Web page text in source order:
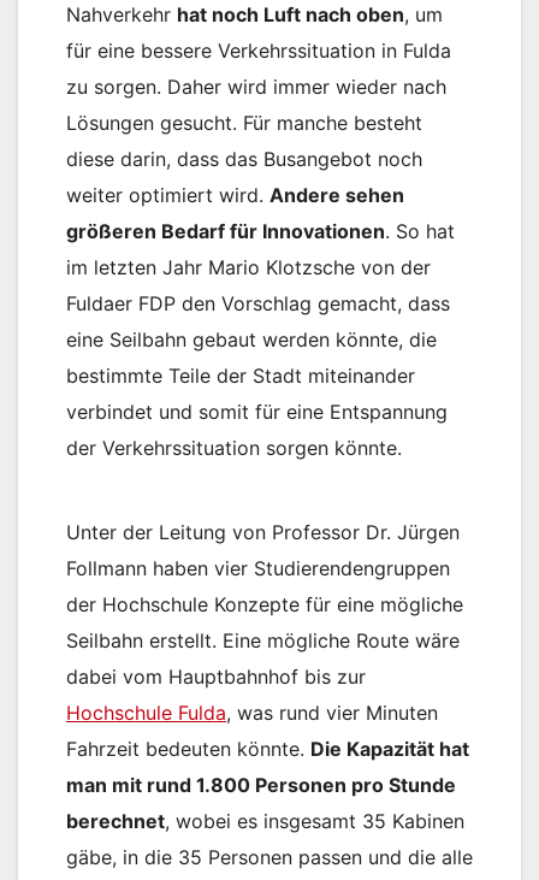
Nahverkehr hat noch Luft nach oben, um
für eine bessere Verkehrssituation in Fulda
zu sorgen. Daher wird immer wieder nach
Lösungen gesucht. Für manche besteht
diese darin, dass das Busangebot noch
weiter optimiert wird. Andere sehen
größeren Bedarf für Innovationen. So hat
im letzten Jahr Mario Klotzsche von der
Fuldaer FDP den Vorschlag gemacht, dass
eine Seilbahn gebaut werden könnte, die
bestimmte Teile der Stadt miteinander
verbindet und somit für eine Entspannung
der Verkehrssituation sorgen könnte.
Unter der Leitung von Professor Dr. Jürgen
Follmann haben vier Studierendengruppen
der Hochschule Konzepte für eine mögliche
Seilbahn erstellt. Eine mögliche Route wäre
dabei vom Hauptbahnhof bis zur
Hochschule Fulda, was rund vier Minuten
Fahrzeit bedeuten könnte. Die Kapazität hat
man mit rund 1.800 Personen pro Stunde
berechnet, wobei es insgesamt 35 Kabinen
gäbe, in die 35 Personen passen und die alle